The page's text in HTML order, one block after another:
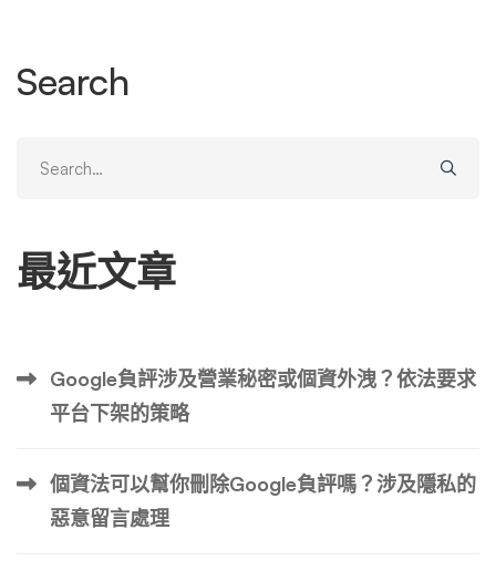
和合規目的： 保護網路社群 追蹤 IP 位址有助於維護更安全
Search
for:
最近文章
Google負評涉及營業秘密或個資外洩？依法要求
平台下架的策略
個資法可以幫你刪除Google負評嗎？涉及隱私的
惡意留言處理